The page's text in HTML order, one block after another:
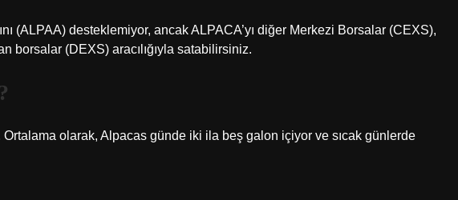
(ALPAA) desteklemiyor, ancak ALPACA’yı diğer Merkezi Borsalar (CEXS),
borsalar (DEXS) aracılığıyla satabilirsiniz.
olarak, Alpacas günde iki ila beş galon içiyor ve sıcak günlerde